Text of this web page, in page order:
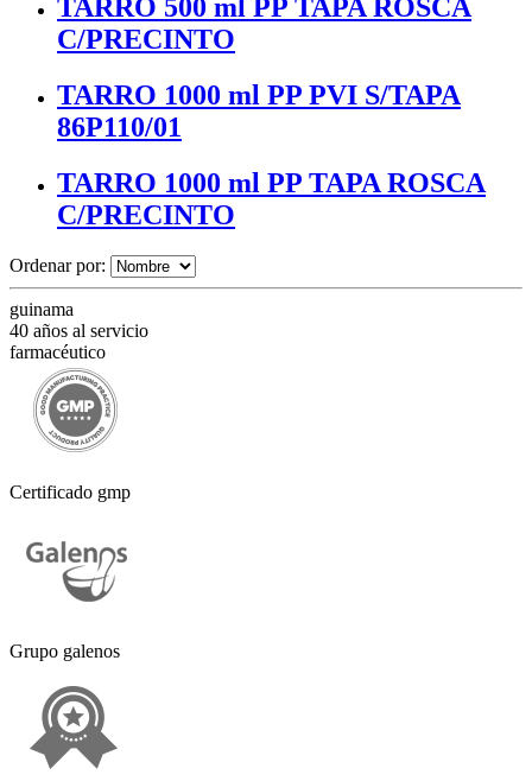
TARRO 500 ml PP TAPA ROSCA
C/PRECINTO
TARRO 1000 ml PP PVI S/TAPA
86P110/01
TARRO 1000 ml PP TAPA ROSCA
C/PRECINTO
Ordenar por:
guinama
40 años al servicio
farmacéutico
Certificado gmp
Grupo galenos